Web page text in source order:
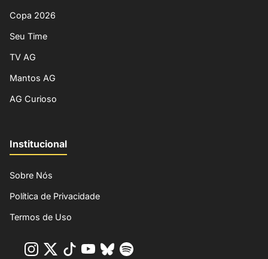
Copa 2026
Seu Time
TV AG
Mantos AG
AG Curioso
Institucional
Sobre Nós
Política de Privacidade
Termos de Uso